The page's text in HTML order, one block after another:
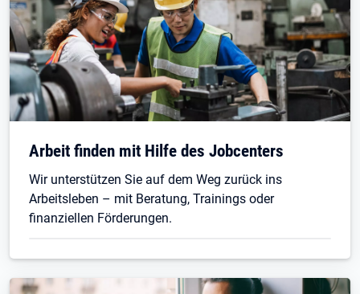
Arbeit finden mit Hilfe des Jobcenters
Wir unterstützen Sie auf dem Weg zurück ins
Arbeitsleben – mit Beratung, Trainings oder
finanziellen Förderungen.